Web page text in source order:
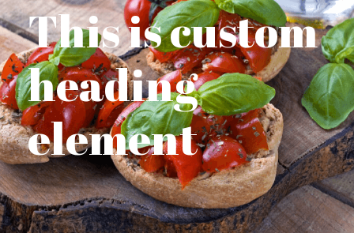
This is custom
heading
element